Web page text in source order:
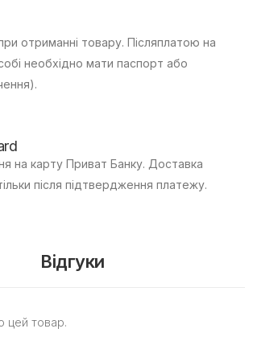
отриманні товару. Післяплатою на
необхідно мати паспорт або
на карту Приват Банку. Доставка
після підтвердження платежу.
Відгуки
цей товар.